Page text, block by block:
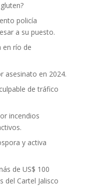
policía
a su puesto.
en río de
asesinato en 2024.
de tráfico
incendios
y activa
de US$ 100
del Cartel Jalisco